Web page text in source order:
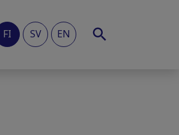
FI SV EN